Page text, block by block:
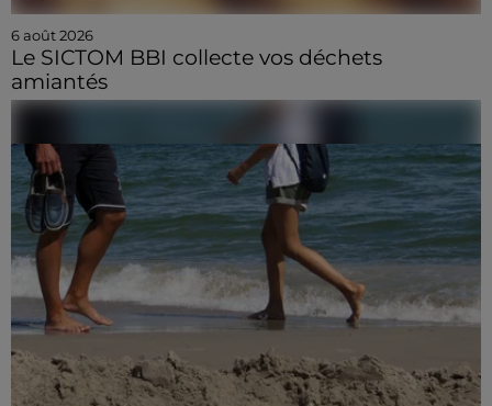
6 août 2026
Le SICTOM BBI collecte vos déchets
amiantés